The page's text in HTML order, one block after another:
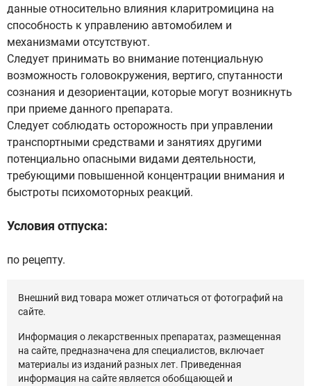
данные относительно влияния кларитромицина на
способность к управлению автомобилем и
механизмами отсутствуют.
Следует принимать во внимание потенциальную
возможность головокружения, вертиго, спутанности
сознания и дезориентации, которые могут возникнуть
при приеме данного препарата.
Следует соблюдать осторожность при управлении
транспортными средствами и занятиях другими
потенциально опасными видами деятельности,
требующими повышенной концентрации внимания и
быстроты психомоторных реакций.
Условия отпуска:
по рецепту.
Внешний вид товара может отличаться от фотографий на
сайте.
Информация о лекарственных препаратах, размещенная
на сайте, предназначена для специалистов, включает
материалы из изданий разных лет. Приведенная
информация на сайте является обобщающей и